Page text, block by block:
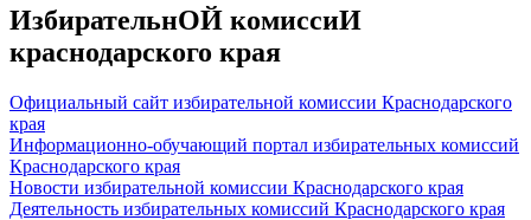
ИзбирательнОЙ комиссиИ
краснодарского края
Официальный сайт избирательной комиссии Краснодарского
края
Информационно-обучающий портал избирательных комиссий
Краснодарского края
Новости избирательной комиссии Краснодарского края
Деятельность избирательных комиссий Краснодарского края